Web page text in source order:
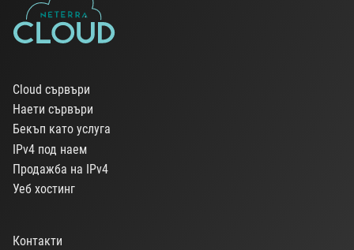
Cloud сървъри
Наети сървъри
Бекъп като услуга
IPv4 под наем
Продажба на IPv4
Уеб хостинг
Контакти